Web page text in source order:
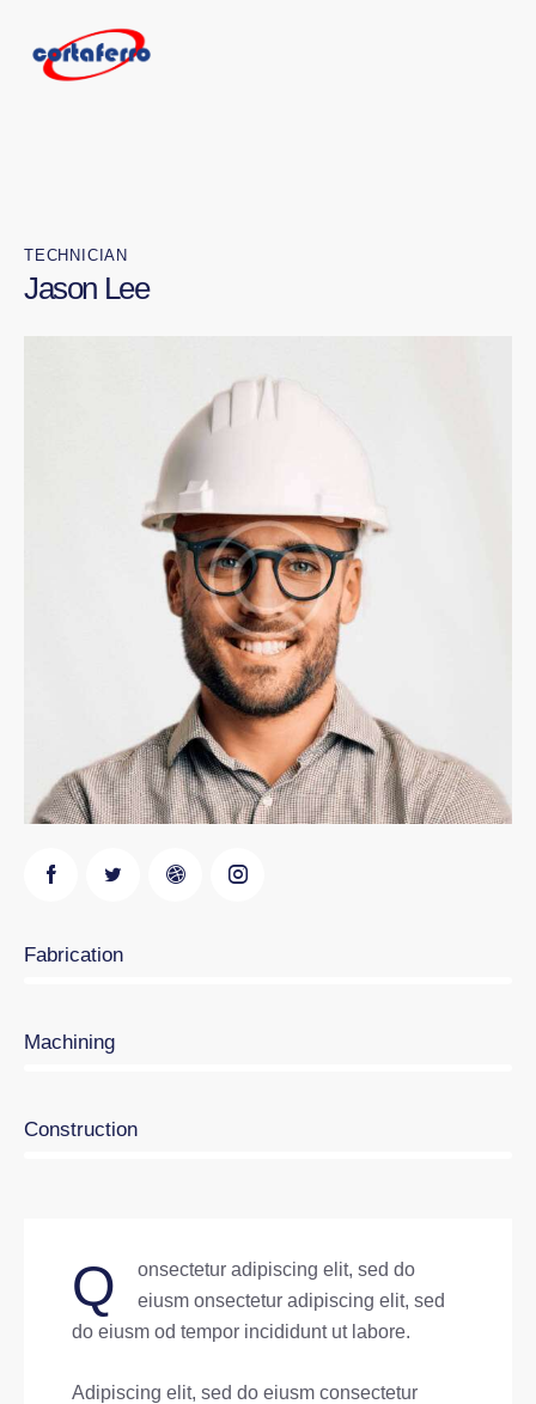
TECHNICIAN
Jason Lee
Fabrication
Machining
Construction
Q
onsectetur adipiscing elit, sed do
eiusm onsectetur adipiscing elit, sed
do eiusm od tempor incididunt ut labore.
Adipiscing elit, sed do eiusm consectetur